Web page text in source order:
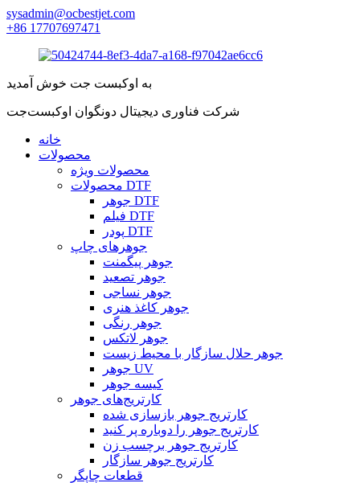
sysadmin@ocbestjet.com
‎+86 17707697471‎
به اوکبست جت خوش آمدید
شرکت فناوری دیجیتال دونگوان اوکبست‌جت
خانه
محصولات
محصولات ویژه
محصولات DTF
جوهر DTF
فیلم DTF
پودر DTF
جوهرهای چاپ
جوهر پیگمنت
جوهر تصعید
جوهر نساجی
جوهر کاغذ هنری
جوهر رنگی
جوهر لاتکس
جوهر حلال سازگار با محیط زیست
جوهر UV
کیسه جوهر
کارتریج‌های جوهر
کارتریج جوهر بازسازی شده
کارتریج جوهر را دوباره پر کنید
کارتریج جوهر برچسب زن
کارتریج جوهر سازگار
قطعات چاپگر